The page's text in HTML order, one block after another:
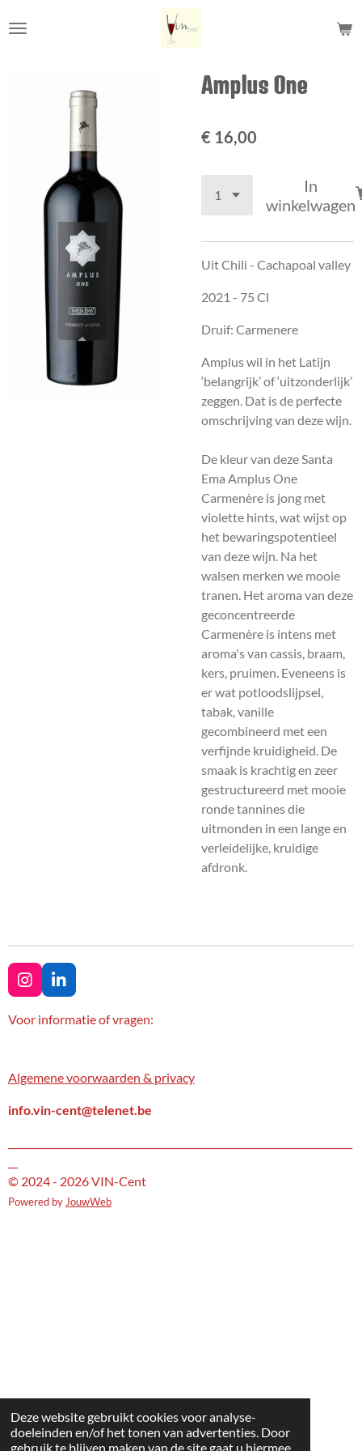
Deze website gebruikt cookies voor analyse-
doeleinden en/of het tonen van advertenties. Door
gebruik te blijven maken van de site gaat u hiermee
direct
hoofdinhoud
Amplus One
€ 16,00
In
winkelwagen
Uit Chili - Cachapoal valley
2021 - 75 Cl
Druif: Carmenere
Amplus wil in het Latijn
‘belangrijk’ of ‘uitzonderlijk’
zeggen. Dat is de perfecte
omschrijving van deze wijn.
De kleur van deze Santa
Ema Amplus One
Carmenère is jong met
violette hints, wat wijst op
het bewaringspotentieel
van deze wijn. Na het
walsen merken we mooie
tranen. Het aroma van deze
geconcentreerde
Carmenère is intens met
aroma's van cassis, braam,
kers, pruimen. Eveneens is
er wat potloodslijpsel,
tabak, vanille
gecombineerd met een
verfijnde kruidigheid. De
smaak is krachtig en zeer
gestructureerd met mooie
ronde tannines die
uitmonden in een lange en
verleidelijke, kruidige
afdronk.
I
n
s
r
m
L
i
n
I
Voor informatie of vragen:
Algemene voorwaarden & privacy
info.vin-cent@telenet.be
© 2024 - 2026 VIN-Cent
Powered by JouwWeb